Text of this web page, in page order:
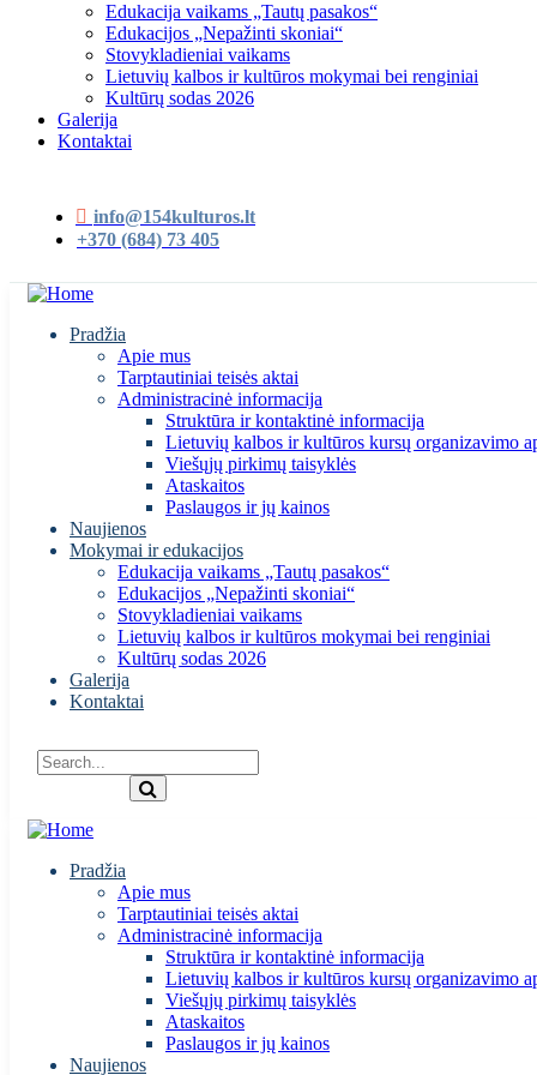
Edukacija vaikams „Tautų pasakos“
Edukacijos „Nepažinti skoniai“
Stovykladieniai vaikams
Lietuvių kalbos ir kultūros mokymai bei renginiai
Kultūrų sodas 2026
Galerija
Kontaktai
info@154kulturos.lt
+370 (684) 73 405
Pradžia
Apie mus
Tarptautiniai teisės aktai
Administracinė informacija
Struktūra ir kontaktinė informacija
Lietuvių kalbos ir kultūros kursų organizavimo
Viešųjų pirkimų taisyklės
Ataskaitos
Paslaugos ir jų kainos
Naujienos
Mokymai ir edukacijos
Edukacija vaikams „Tautų pasakos“
Edukacijos „Nepažinti skoniai“
Stovykladieniai vaikams
Lietuvių kalbos ir kultūros mokymai bei renginiai
Kultūrų sodas 2026
Galerija
Kontaktai
Pradžia
Apie mus
Tarptautiniai teisės aktai
Administracinė informacija
Struktūra ir kontaktinė informacija
Lietuvių kalbos ir kultūros kursų organizavimo
Viešųjų pirkimų taisyklės
Ataskaitos
Paslaugos ir jų kainos
Naujienos